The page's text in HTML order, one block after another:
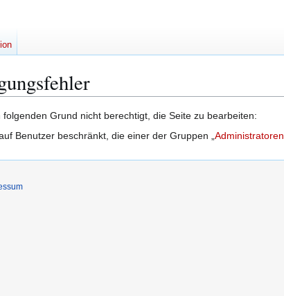
folgenden Grund nicht berechtigt, die Seite zu bearbeiten:
Benutzer beschränkt, die einer der Gruppen „Administratoren